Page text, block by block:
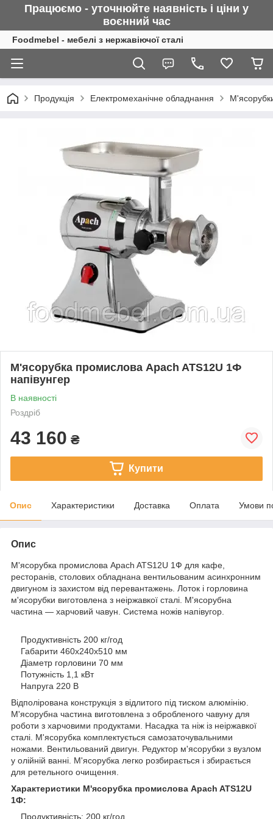
Працюємо - уточнюйте наявність і ціни у
воєнний час
Foodmebel - мебелі з нержавіючої сталі
Продукція Електромеханічне обладнання
М'ясорубка промислова Apach ATS12U 1Ф
напівунгер
В наявності
Роздріб
43 160 ₴
Купити
Опис Характеристики Доставка Оплата Умови
Опис
М'ясорубка промислова Apach ATS12U 1Ф для кафе,
ресторанів, столових обладнана вентильованим асинхронним
двигуном із захистом від перевантажень. Лоток і горловина
м'ясорубки виготовлена з неіржавкої сталі. М'ясорубна
частина — харчовий чавун. Система ножів напівугор.
Продуктивність 200 кг/год
Габарити 460х240х510 мм
Діаметр горловини 70 мм
Потужність 1,1 кВт
Напруга 220 В
Відполірована конструкція з відлитого під тиском алюмінію.
М'ясорубна частина виготовлена з обробленого чавуну для
роботи з харчовими продуктами. Насадка та ніж із неіржавкої
сталі. М'ясорубка комплектується самозаточувальними
ножами. Вентильований двигун. Редуктор м'ясорубки з вузлом
у олійній ванні. М'ясорубка легко розбирається і збирається
для ретельного очищення.
Характеристики М'ясорубка промислова Apach ATS12U
1Ф:
Продуктивність: 200 кг/год